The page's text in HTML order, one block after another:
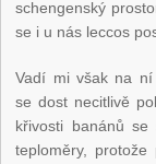
schengenský
se i u nás leccos
Vadí mi však na ní
se dost necitlivě
křivosti banánů
teploměry,